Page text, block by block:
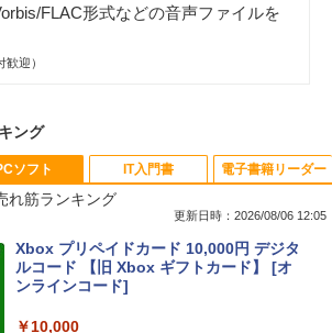
FLAC形式などの音声ファイルを
歓迎）
ング
Apple 2026 MacBook Neo A18 Proチッ
プ搭載13インチノートブック：AIとAppl
e Intelligenceのために設計、Liquid Ret
リ、512GB SSDストレージ、1080p Fac
ソフト
れ筋ランキング
更新日時：2026/08/06 12:05
Xbox プリペイドカード 10,000円 デジタ
ルコード 【旧 Xbox ギフトカード】 [オ
ンラインコード]
￥10,000
IT入門書 電子書籍リーダー